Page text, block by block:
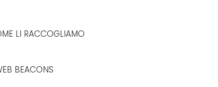
LI RACCOGLIAMO
BEACONS